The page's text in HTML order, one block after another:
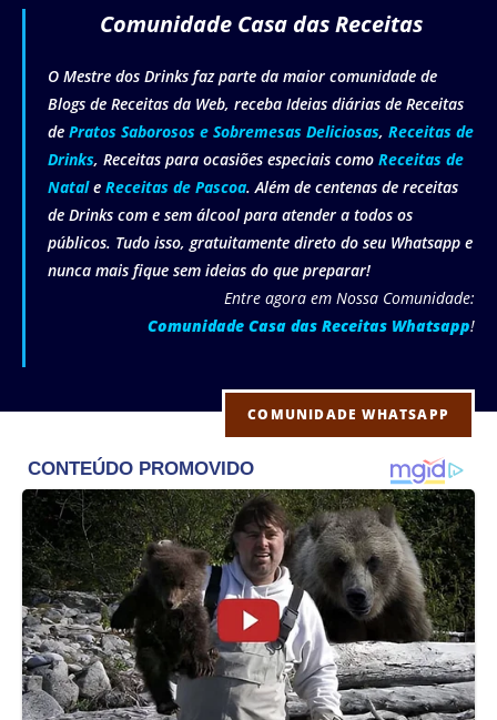
Comunidade Casa das Receitas
O Mestre dos Drinks faz parte da maior comunidade de
Blogs de Receitas da Web, receba Ideias diárias de Receitas
de Pratos Saborosos e Sobremesas Deliciosas, Receitas de
Drinks, Receitas para ocasiões especiais como Receitas de
Natale Receitas de Pascoa. Além de centenas de receitas
de Drinks com e sem álcool para atender a todos os
públicos. Tudo isso, gratuitamente direto do seu Whatsapp e
nunca mais fique sem ideias do que preparar!
Entre agora em Nossa Comunidade:
Comunidade Casa das Receitas Whatsapp!
COMUNIDADE WHATSAPP